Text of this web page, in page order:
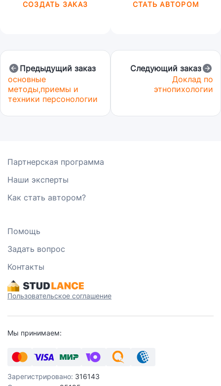
СОЗДАТЬ ЗАКАЗ
СТАТЬ АВТОРОМ
Предыдущий заказ
основные
методы,приемы и
техники персонологии
Следующий заказ
Доклад по
этнопихологии
Партнерская программа
Наши эксперты
Как стать автором?
Помощь
Задать вопрос
Контакты
Пользовательское соглашение
Мы принимаем:
Зарегистрировано: 316143